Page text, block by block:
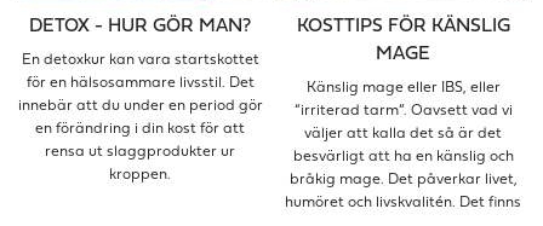
DETOX - HUR GÖR MAN?
En detoxkur kan vara startskottet
för en hälsosammare livsstil. Det
innebär att du under en period gör
en förändring i din kost för att
rensa ut slaggprodukter ur
kroppen.
KOSTTIPS FÖR KÄNSLIG
MAGE
Känslig mage eller IBS, eller
“irriterad tarm”. Oavsett vad vi
väljer att kalla det så är det
besvärligt att ha en känslig och
bråkig mage. Det påverkar livet,
humöret och livskvalitén. Det finns